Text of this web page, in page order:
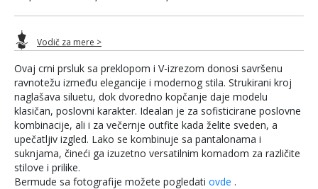
Ovaj crni prsluk sa preklopom i V-izrezom donosi savršenu
ravnotežu između elegancije i modernog stila. Strukirani kroj
naglašava siluetu, dok dvoredno kopčanje daje modelu
klasičan, poslovni karakter. Idealan je za sofisticirane poslovne
kombinacije, ali i za večernje outfite kada želite sveden, a
upečatljiv izgled. Lako se kombinuje sa pantalonama i
suknjama, čineći ga izuzetno versatilnim komadom za različite
stilove i prilike.
Bermude sa fotografije možete pogledati ovde .
Vodič za mere >